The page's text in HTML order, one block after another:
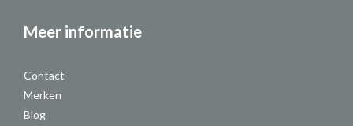
Meer informatie
Contact
Merken
Blog